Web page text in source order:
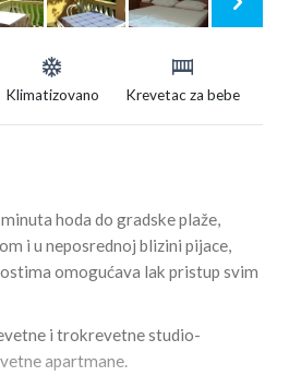
Klimatizovano Krevetac za bebe
hoda do gradske plaže,
i u neposrednoj blizini pijace,
omogućava lak pristup svim
i trokrevetne studio-
apartmane.